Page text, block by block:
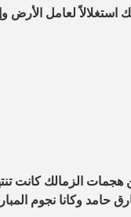
لعامل الأرض
الزمالك كانت
حامد وكانا نجوم